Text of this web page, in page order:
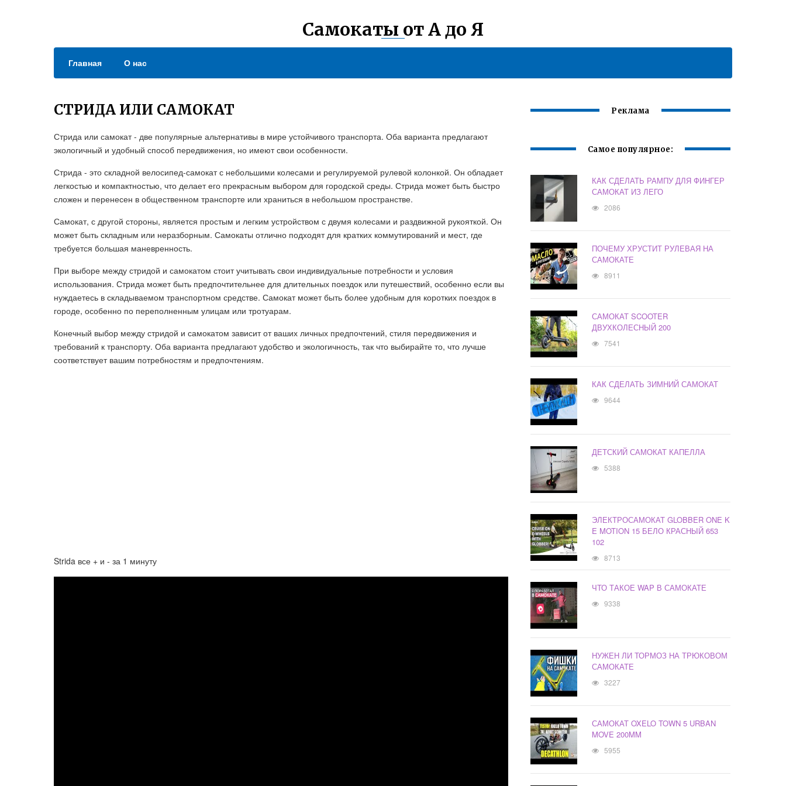
Самокаты от А до Я
Главная О нас
СТРИДА ИЛИ САМОКАТ
Стрида или самокат - две популярные альтернативы в мире устойчивого транспорта. Оба варианта предлагают
экологичный и удобный способ передвижения, но имеют свои особенности.
Стрида - это складной велосипед-самокат с небольшими колесами и регулируемой рулевой колонкой. Он обладает
легкостью и компактностью, что делает его прекрасным выбором для городской среды. Стрида может быть быстро
сложен и перенесен в общественном транспорте или храниться в небольшом пространстве.
Самокат, с другой стороны, является простым и легким устройством с двумя колесами и раздвижной рукояткой. Он
может быть складным или неразборным. Самокаты отлично подходят для кратких коммутирований и мест, где
требуется большая маневренность.
При выборе между стридой и самокатом стоит учитывать свои индивидуальные потребности и условия
использования. Стрида может быть предпочтительнее для длительных поездок или путешествий, особенно если вы
нуждаетесь в складываемом транспортном средстве. Самокат может быть более удобным для коротких поездок в
городе, особенно по переполненным улицам или тротуарам.
Конечный выбор между стридой и самокатом зависит от ваших личных предпочтений, стиля передвижения и
требований к транспорту. Оба варианта предлагают удобство и экологичность, так что выбирайте то, что лучше
соответствует вашим потребностям и предпочтениям.
Strida все + и - за 1 минуту
Реклама
Самое популярное:
КАК СДЕЛАТЬ РАМПУ ДЛЯ ФИНГЕР
САМОКАТ ИЗ ЛЕГО
2086
ПОЧЕМУ ХРУСТИТ РУЛЕВАЯ НА
САМОКАТЕ
8911
САМОКАТ SCOOTER
ДВУХКОЛЕСНЫЙ 200
7541
КАК СДЕЛАТЬ ЗИМНИЙ САМОКАТ
9644
ДЕТСКИЙ САМОКАТ КАПЕЛЛА
5388
ЭЛЕКТРОСАМОКАТ GLOBBER ONE K
E MOTION 15 БЕЛО КРАСНЫЙ 653
102
8713
ЧТО ТАКОЕ WAP В САМОКАТЕ
9338
НУЖЕН ЛИ ТОРМОЗ НА ТРЮКОВОМ
САМОКАТЕ
3227
САМОКАТ OXELO TOWN 5 URBAN
MOVE 200MM
5955